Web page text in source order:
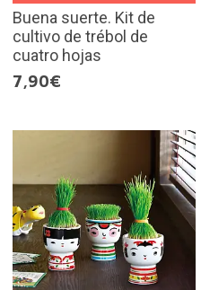
Buena suerte. Kit de
cultivo de trébol de
cuatro hojas
7,90€